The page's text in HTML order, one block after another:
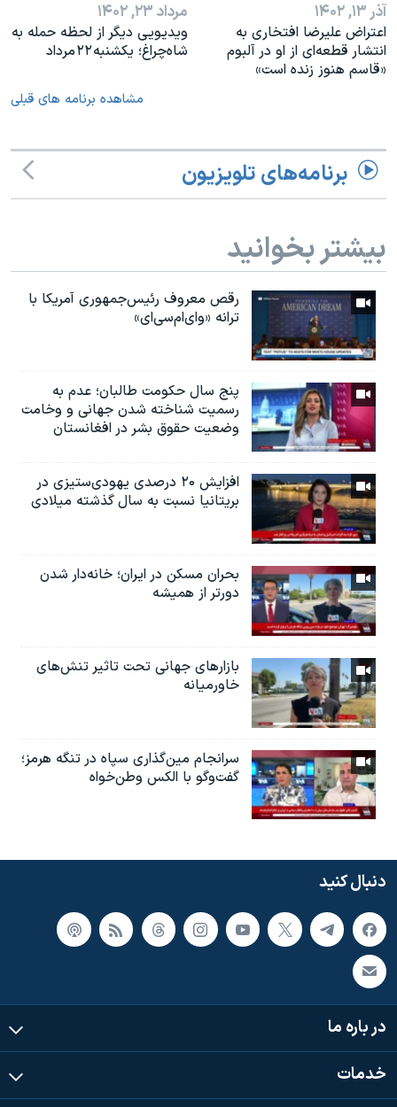
آذر ۱۳, ۱۴۰۲
اعتراض علیرضا افتخاری به
انتشار قطعه‌ای از او در آلبوم
«قاسم هنوز زنده است»
مرداد ۲۳, ۱۴۰۲
ویدیویی دیگر از لحظه حمله به
شاه‌چراغ؛ یکشنبه ۲۲ مرداد
مشاهده برنامه های قبلی
برنامه‌های تلویزیون
بیشتر بخوانید
رقص معروف رئیس‌جمهوری آمریکا با
ترانه «وای‌ام‌سی‌ای»
پنج سال حکومت طالبان؛ عدم به
رسمیت شناخته شدن جهانی و وخامت
وضعیت حقوق بشر در افغانستان
افزایش ۲۰ درصدی یهودی‌ستیزی در
بریتانیا نسبت به سال گذشته میلادی
بحران مسکن در ایران؛ خانه‌دار شدن
دورتر از همیشه
بازارهای جهانی تحت تاثیر تنش‌های
خاورمیانه
سرانجام مین‌گذاری‌ سپاه در تنگه هرمز؛
گفت‌وگو با الکس وطن‌خواه
دنبال کنید
در باره ما
خدمات